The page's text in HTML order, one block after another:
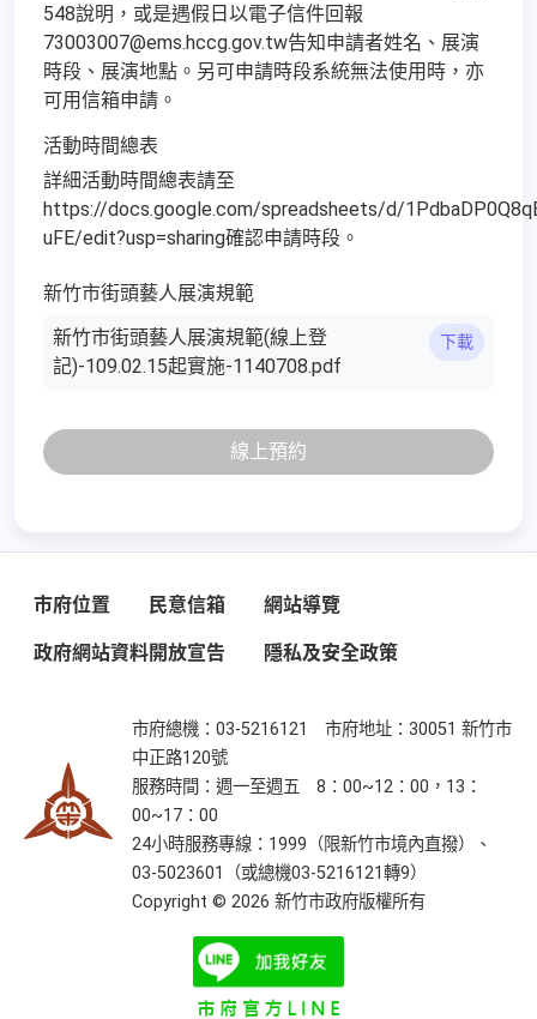
548說明，或是遇假日以電子信件回報
73003007@ems.hccg.gov.tw告知申請者姓名、展演
時段、展演地點。另可申請時段系統無法使用時，亦
可用信箱申請。
活動時間總表
詳細活動時間總表請至
https://docs.google.com/spreadsheets/d/
uFE/edit?usp=sharing確認申請時段。
新竹市街頭藝人展演規範
新竹市街頭藝人展演規範(線上登
記)-109.02.15起實施-1140708.pdf
下載
線上預約
市府位置 民意信箱 網站導覽
政府網站資料開放宣告 隱私及安全政策
市府總機：03-5216121 市府地址：30051 新竹市
中正路120號
服務時間：週一至週五 8：00~12：00，13：
00~17：00
24小時服務專線：1999（限新竹市境內直撥）、
03-5023601（或總機03-5216121轉9）
Copyright © 2026 新竹市政府版權所有